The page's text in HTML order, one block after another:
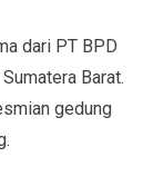
dari PT BPD
Barat.
gedung